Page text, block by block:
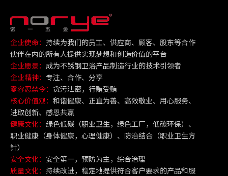
企业使命： 持续为我们的员工、供应商、顾客、股东等合作
伙伴在内的所有人提供实现梦想和创造价值的平台
企业愿景： 成为不锈钢卫浴产品制造行业的技术引领者
企业精神： 专注、合作、分享
零容忍禁令： 贪污泄密，行贿受贿
核心价值观： 和谐健康、正直为善、高效敬业、用心服务、
进取创新、感恩共赢
健康文化： 绿色低碳（职业卫生，绿色工厂，低碳环保）、
职业健康（身体健康，心理健康）、防治结合（职业卫生方
针）
安全文化： 安全第一，预防为主，综合治理
质量文化： 持续改进，稳定地提供符合客户要求的产品和服